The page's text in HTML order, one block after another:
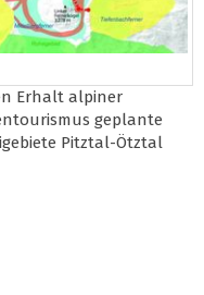
Erhalt alpiner
geplante
Pitztal-Ötztal